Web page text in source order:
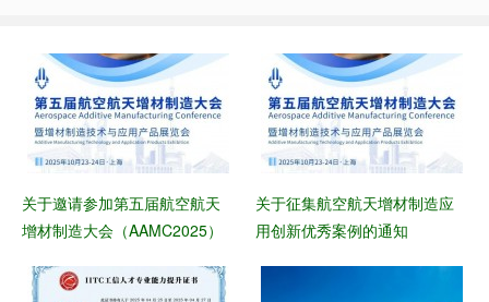
关于邀请参加第五届航空航天
增材制造大会（AAMC2025）
关于征集航空航天增材制造应
用创新优秀案例的通知